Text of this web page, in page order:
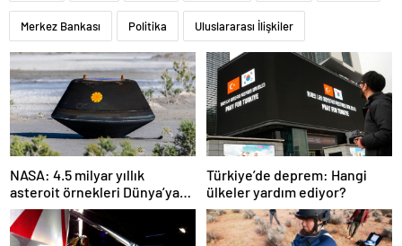
Merkez Bankası Politika Uluslararası İlişkiler
NASA: 4.5 milyar yıllık
asteroit örnekleri Dünya’ya
getirildi; yaşamın
başlangıcına ışık tutabilir
Türkiye’de deprem: Hangi
ülkeler yardım ediyor?